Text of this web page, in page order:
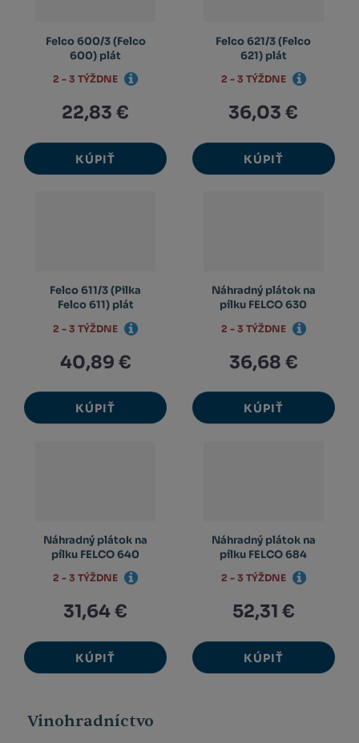
Felco 600/3 (Felco
600) plát
22,83 €
KÚPIŤ
2 - 3 TÝŽDNE
Felco 621/3 (Felco
621) plát
36,03 €
KÚPIŤ
2 - 3 TÝŽDNE
Felco 611/3 (Pilka
Felco 611) plát
40,89 €
KÚPIŤ
2 - 3 TÝŽDNE
Náhradný plátok na
pílku FELCO 630
36,68 €
KÚPIŤ
2 - 3 TÝŽDNE
Náhradný plátok na
pílku FELCO 640
31,64 €
KÚPIŤ
2 - 3 TÝŽDNE
Náhradný plátok na
pílku FELCO 684
52,31 €
KÚPIŤ
2 - 3 TÝŽDNE
Vinohradníctvo